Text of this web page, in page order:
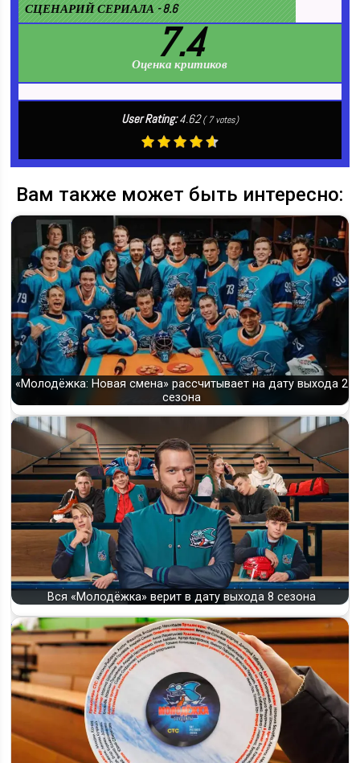
СЦЕНАРИЙ СЕРИАЛА - 8.6
7.4
Оценка критиков
User Rating:4.62 (7votes)
Вам также может быть интересно:
«Молодёжка: Новая смена» рассчитывает на дату выхода 2
сезона
Вся «Молодёжка» верит в дату выхода 8 сезона